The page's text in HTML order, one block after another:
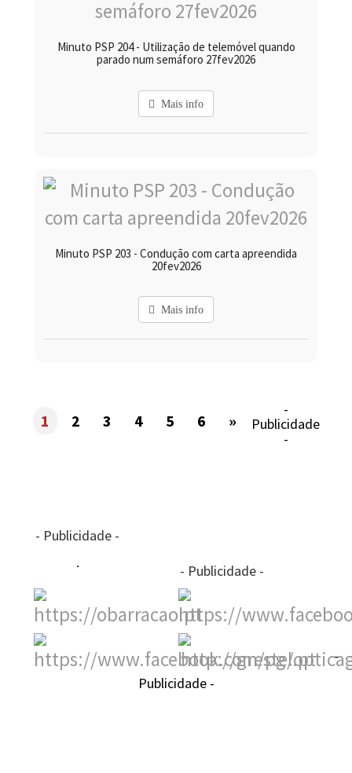
Minuto PSP 204 - Utilização de telemóvel quando
parado num semáforo 27fev2026
Mais info
Minuto PSP 203 - Condução com carta apreendida
20fev2026
Mais info
1 2 3 4 5 6 »
-
Publicidade
-
- Publicidade -
- Publicidade -
-
Publicidade -